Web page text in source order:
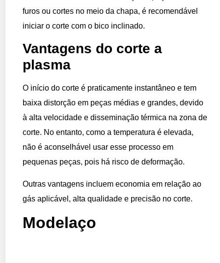
furos ou cortes no meio da chapa, é recomendável
iniciar o corte com o bico inclinado.
Vantagens do corte a
plasma
O início do corte é praticamente instantâneo e tem
baixa distorção em peças médias e grandes, devido
à alta velocidade e disseminação térmica na zona de
corte. No entanto, como a temperatura é elevada,
não é aconselhável usar esse processo em
pequenas peças, pois há risco de deformação.
Outras vantagens incluem economia em relação ao
gás aplicável, alta qualidade e precisão no corte.
Modelaço